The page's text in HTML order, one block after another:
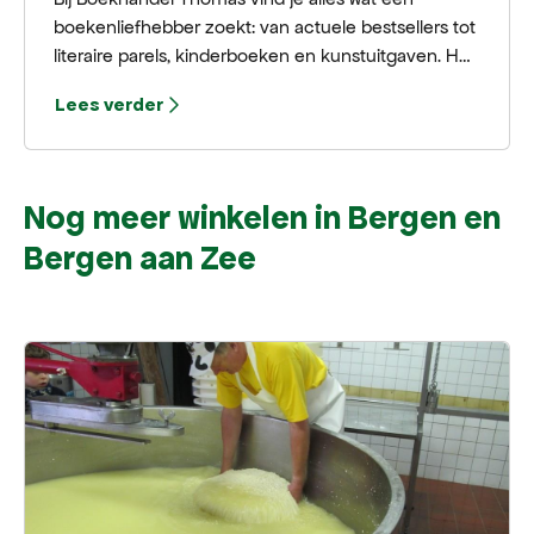
boekenliefhebber zoekt: van actuele bestsellers tot
literaire parels, kinderboeken en kunstuitgaven. Het
advies is een ontmoetingsplek voor lezers en
Lees verder
Nog meer winkelen in Bergen en
Bergen aan Zee